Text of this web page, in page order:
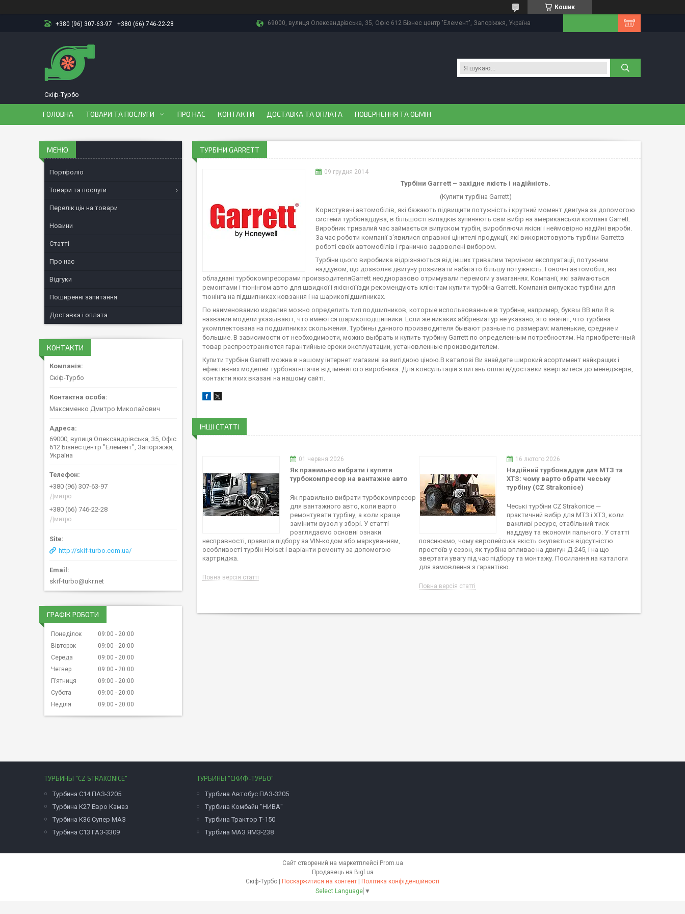
Кошик
+380 (96) 307-63-97 +380 (66) 746-22-28 69000, вулиця Олександрівська, 35, Офіс 612 Бізнес центр "Елемент", Запоріжжя, Україна
Скіф-Турбо
ГОЛОВНА ТОВАРИ ТА ПОСЛУГИ ПРО НАС КОНТАКТИ ДОСТАВКА ТА ОПЛАТА ПОВЕРНЕННЯ ТА ОБМІН
ТУРБІНИ GARRETT
09 грудня 2014
Турбіни Garrett – західне якість і надійність.
(Купити турбіна Garrett)
Користувачі автомобілів, які бажають підвищити потужність і крутний момент двигуна за допомогою
системи турбонаддува, в більшості випадків зупиняють свій вибір на американській компанії Garrett.
Виробник тривалий час займається випуском турбін, виробляючи якісні і неймовірно надійні вироби.
За час роботи компанії з'явилися справжні цінителі продукції, які використовують турбіни Garrettв
роботі своїх автомобілів і гранично задоволені вибором.
Турбіни цього виробника відрізняються від інших тривалим терміном експлуатації, потужним
наддувом, що дозволяє двигуну розвивати набагато більшу потужність. Гоночні автомобілі, які
обладнані турбокомпресорами производителяGarrett неодноразово отримували перемоги у змаганнях. Компанії, які займаються
ремонтами і тюнінгом авто для швидкої і якісної їзди рекомендують клієнтам купити турбіна Garrett. Компанія випускає турбіни для
тюнінга на підшипниках ковзання і на шарикопідшипниках.
По наименованию изделия можно определить тип подшипников, которые использованные в турбине, например, буквы BB или R в
названии модели указывают, что имеются шарикоподшипники. Если же никаких аббревиатур не указано, это значит, что турбина
укомплектована на подшипниках скольжения. Турбины данного производителя бывают разные по размерам: маленькие, средние и
большие. В зависимости от необходимости, можно выбрать и купить турбину Garrett по определенным потребностям. На приобретенный
товар распространяются гарантийные сроки эксплуатации, установленные производителем.
Купити турбіни Garrett можна в нашому інтернет магазині за вигідною ціною.В каталозі Ви знайдете широкий асортимент найкращих і
ефективних моделей турбонагнітачів від іменитого виробника. Для консультацій з питань оплати/доставки звертайтеся до менеджерів,
контакти яких вказані на нашому сайті.
ІНШІ СТАТТІ
01 червня 2026
Як правильно вибрати і купити
турбокомпресор на вантажне авто
Як правильно вибрати турбокомпресор
для вантажного авто, коли варто
ремонтувати турбіну, а коли краще
замінити вузол у зборі. У статті
розглядаємо основні ознаки
несправності, правила підбору за VIN-кодом або маркуванням,
особливості турбін Holset і варіанти ремонту за допомогою
картриджа.
Повна версія статті
16 лютого 2026
Надійний турбонаддув для МТЗ та
ХТЗ: чому варто обрати чеську
турбіну (CZ Strakonice)
Чеські турбіни CZ Strakonice —
практичний вибір для МТЗ і ХТЗ, коли
важливі ресурс, стабільний тиск
наддуву та економія пального. У статті
пояснюємо, чому європейська якість окупається відсутністю
простоїв у сезон, як турбіна впливає на двигун Д-245, і на що
звертати увагу під час підбору та монтажу. Посилання на каталоги
для замовлення з гарантією.
Повна версія статті
Портфоліо
Товари та послуги
Перелік цін на товари
Новини
Статті
Про нас
Відгуки
Поширенні запитання
Доставка і оплата
КОНТАКТИ
Скіф-Турбо
Максименко Дмитро Миколайович
69000, вулиця Олександрівська, 35, Офіс
612 Бізнес центр "Елемент", Запоріжжя,
Україна
+380 (96) 307-63-97
Дмитро
+380 (66) 746-22-28
Дмитро
http://skif-turbo.com.ua/
skif-turbo@ukr.net
ГРАФІК РОБОТИ
Понеділок 09:00
20:00
Вівторок
09:00
20:00
Середа
09:00
20:00
Четвер
09:00
20:00
Пʼятниця
09:00
20:00
Субота
09:00
20:00
Неділя
09:00 20:00
ТУРБИНЫ "CZ STRAKONICE"
Турбина С14 ПАЗ-3205
Турбина К27 Евро Камаз
Турбина К36 Супер МАЗ
Турбина С13 ГАЗ-3309
ТУРБИНЫ "СКИФ-ТУРБО"
Турбина Автобус ПАЗ-3205
Турбина Комбайн "НИВА"
Турбина Трактор Т-150
Турбина МАЗ ЯМЗ-238
Сайт створений на маркетплейсі Prom.ua
Продавець на Bigl.ua
Скіф-Турбо | Поскаржитися на контент | Політика конфіденційності
Select Language ▼